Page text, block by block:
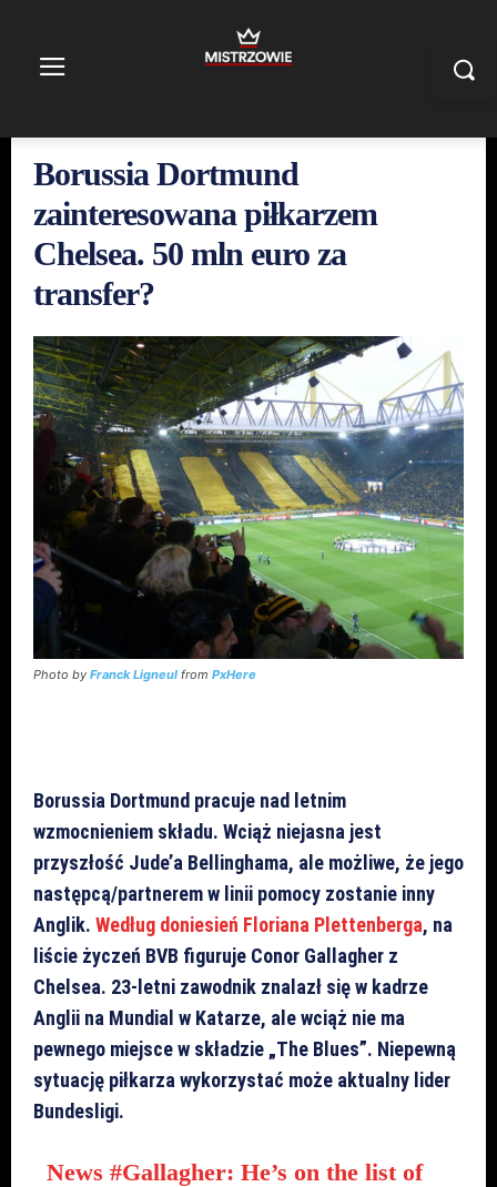
Borussia Dortmund
zainteresowana piłkarzem
Chelsea. 50 mln euro za
transfer?
Photo by Franck Ligneul from PxHere
Borussia Dortmund pracuje nad letnim
wzmocnieniem składu. Wciąż niejasna jest
przyszłość Jude’a Bellinghama, ale możliwe, że jego
następcą/partnerem w linii pomocy zostanie inny
Anglik. Według doniesień Floriana Plettenberga, na
liście życzeń BVB figuruje Conor Gallagher z
Chelsea. 23-letni zawodnik znalazł się w kadrze
Anglii na Mundial w Katarze, ale wciąż nie ma
pewnego miejsce w składzie „The Blues”. Niepewną
sytuację piłkarza wykorzystać może aktualny lider
Bundesligi.
News #Gallagher: He’s on the list of